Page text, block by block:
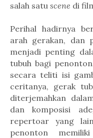
salah satu scene di
Perihal hadirnya
arah gerakan, dan
menjadi penting
tubuh bagi
secara teliti isi
ceritanya, gerak
diterjemahkan
dan komposisi
repertoar yang
penonton